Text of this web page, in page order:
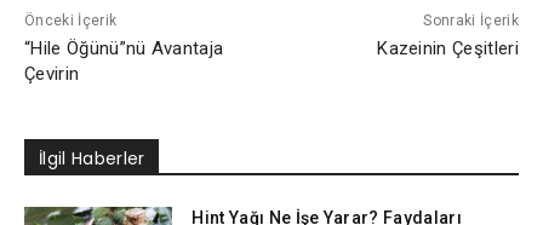
Önceki İçerik
“Hile Öğünü”nü Avantaja
Çevirin
Sonraki İçerik
Kazeinin Çeşitleri
İlgil Haberler
Hint Yağı Ne İşe Yarar? Faydaları